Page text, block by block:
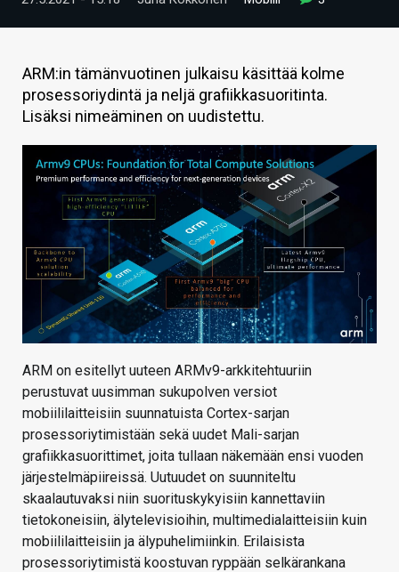
HINTA.FI
KAUPPA
VAIHDA TEEMA
HAKU
ARM:in tämänvuotinen julkaisu käsittää kolme
prosessoriydintä ja neljä grafiikkasuoritinta.
Lisäksi nimeäminen on uudistettu.
ARM on esitellyt uuteen ARMv9-arkkitehtuuriin
perustuvat uusimman sukupolven versiot
mobiililaitteisiin suunnatuista Cortex-sarjan
prosessoriytimistään sekä uudet Mali-sarjan
grafiikkasuorittimet, joita tullaan näkemään ensi vuoden
järjestelmäpiireissä. Uutuudet on suunniteltu
skaalautuvaksi niin suorituskykyisiin kannettaviin
tietokoneisiin, älytelevisioihin, multimedialaitteisiin kuin
mobiililaitteisiin ja älypuhelimiinkin. Erilaisista
prosessoriytimistä koostuvan ryppään selkärankana